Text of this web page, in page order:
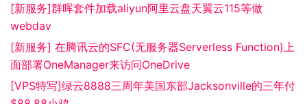
[新服务]群晖套件加载aliyun阿里云盘天翼云115等做
webdav
[新服务] 在腾讯云的SFC(无服务器Serverless Function)上
面部署OneManager来访问OneDrive
[VPS特写]绿云8888三周年美国东部Jacksonville的三年付